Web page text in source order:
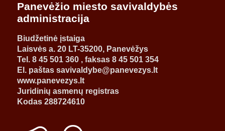
Panevėžio miesto savivaldybės
administracija
Biudžetinė įstaiga
Laisvės a. 20 LT-35200, Panevėžys
Tel. 8 45 501 360 , faksas 8 45 501 354
El. paštas savivaldybe@panevezys.lt
www.panevezys.lt
Juridinių asmenų registras
Kodas 288724610